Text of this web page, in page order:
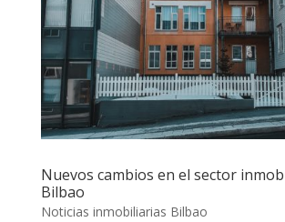
Nuevos cambios en el sector
Bilbao
Noticias inmobiliarias Bilbao